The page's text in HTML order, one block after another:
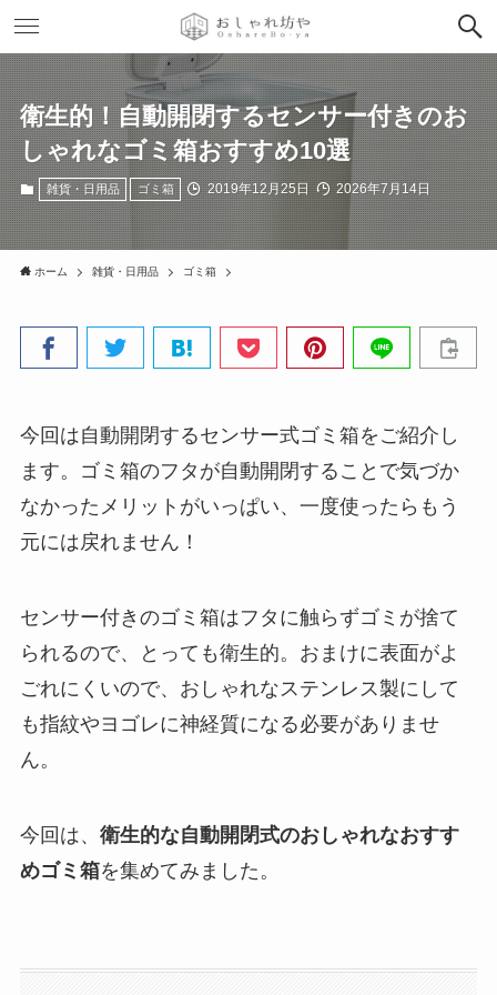
衛生的！自動開閉するセンサー付きのお
しゃれなゴミ箱おすすめ10選
雑貨・日用品 ゴミ箱 2019年12月25日 2026年7月14日
ホーム 雑貨・日用品 ゴミ箱
今回は自動開閉するセンサー式ゴミ箱をご紹介し
ます。ゴミ箱のフタが自動開閉することで気づか
なかったメリットがいっぱい、一度使ったらもう
元には戻れません！
センサー付きのゴミ箱はフタに触らずゴミが捨て
られるので、とっても衛生的。おまけに表面がよ
ごれにくいので、おしゃれなステンレス製にして
も指紋やヨゴレに神経質になる必要がありませ
ん。
今回は、 衛生的な自動開閉式のおしゃれなおすす
めゴミ箱を集めてみました。